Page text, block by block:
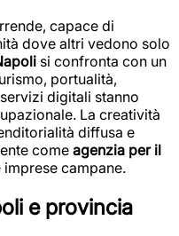
capace di
dove altri vedono solo
si confronta con un
portualità,
digitali stanno
La creatività
diffusa e
come agenzia per il
campane.
e provincia